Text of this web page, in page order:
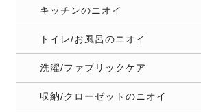
キッチンのニオイ
トイレ/お風呂のニオイ
洗濯/ファブリックケア
収納/クローゼットのニオイ